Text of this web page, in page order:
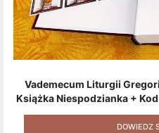
Vademecum Liturgii
Książka Niespodzianka +
+ Gratis (książka W
Produktów + Kod
DOWIEDZ